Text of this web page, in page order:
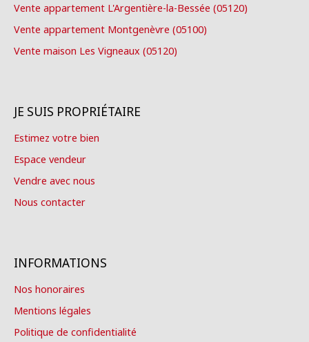
Vente appartement L'Argentière-la-Bessée (05120)
Vente appartement Montgenèvre (05100)
Vente maison Les Vigneaux (05120)
JE SUIS PROPRIÉTAIRE
Estimez votre bien
Espace vendeur
Vendre avec nous
Nous contacter
INFORMATIONS
Nos honoraires
Mentions légales
Politique de confidentialité